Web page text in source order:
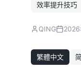
效率提升技巧
QING
繁體中文